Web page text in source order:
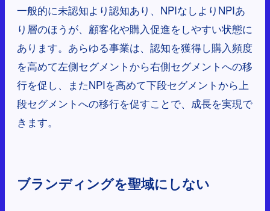
一般的に未認知より認知あり、NPIなしよりNPIあ
り層のほうが、顧客化や購入促進をしやすい状態に
あります。あらゆる事業は、認知を獲得し購入頻度
を高めて左側セグメントから右側セグメントへの移
行を促し、またNPIを高めて下段セグメントから上
段セグメントへの移行を促すことで、成長を実現で
きます。
ブランディングを聖域にしない